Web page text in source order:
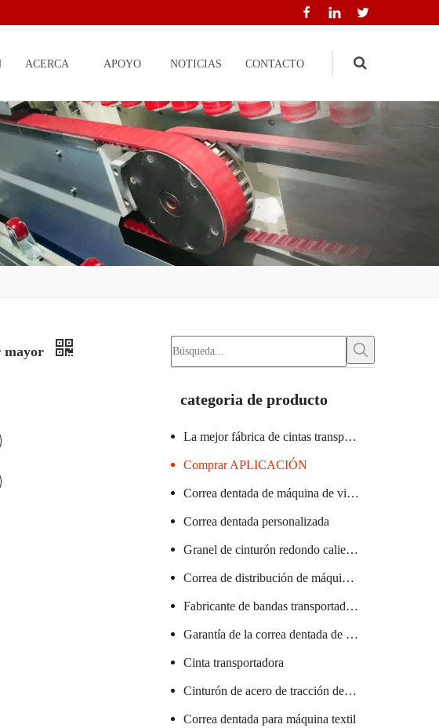
ACERCA
DE
APOYO NOTICIAS CONTACTO
Search
mayor
categoria de producto
La mejor fábrica de cintas transportadoras
Comprar APLICACIÓN
Correa dentada de máquina de vidrio certificada
Correa dentada personalizada
Granel de cinturón redondo caliente
Correa de distribución de máquina textil caliente
Fabricante de bandas transportadoras de PVC
Garantía de la correa dentada de la máquina de salchichas
Cinta transportadora
Cinturón de acero de tracción de elevador
Correa dentada para máquina textil